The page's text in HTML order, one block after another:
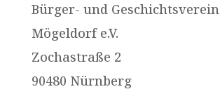
Bürger- und Geschichtsverein
Mögeldorf e.V.
Zochastraße 2
90480 Nürnberg